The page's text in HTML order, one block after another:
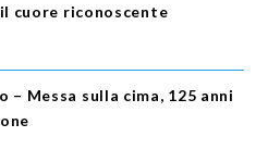
cuore riconoscente
– Messa sulla cima, 125 anni